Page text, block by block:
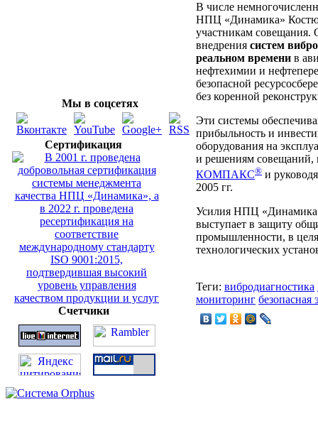
Мы в соцсетях
Сертификация
Счетчики
В числе
НПЦ «Динамика»
участникам совещания.
внедрения систем
реальном времени в
нефтехимии и
безопасной
без коренной
Эти системы
прибыльность и
оборудования на
и решениям совещаний,
КОМПАКС® и
2005 гг.
Усилия НПЦ
выступает в защиту
промышленности, в
технологических
Теги: вибродиагностика
мониторинг безопасная